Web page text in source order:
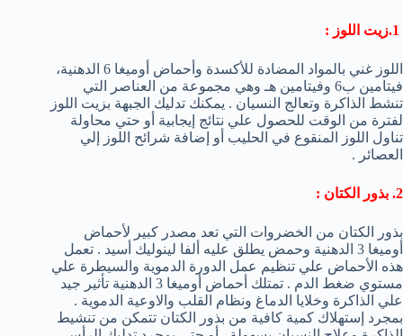
اللوز غني بالمواد المضادة للأكسدة وأحماض أوميغا 6 الدهنية،
فيتامين ب6 وفيتامين هـ وهي مجموعة من العناصر التي
تنشط الذاكرة وتعالج النسيان . يمكنك تدليك الجبهة بزيت اللوز
لفترة من الوقت للحصول علي نتائج إيجابية أو حتي محاولة
تناول اللوز المنقوع في الحليب أو إضافة شرائح اللوز إلي
العصائر .
2. بذور الكتان :
بذور الكتان من الخضروات التي تعد مصدر كبير لأحماض
أوميغا 3 الدهنية وحمض يطلق عليه ألفا لينوليك أسيد . تعمل
هذه الأحماض علي تنظيم عمل الدورة الدموية والسيطرة علي
مستوي ضغط الدم . تمتلك أحماض أوميغا 3 الدهنية تأثير جيد
علي الذاكرة وخلايا الدماغ ونظام القلب والاوعية الدموية .
بمجرد إستهلاك كمية كافية من بذور الكتان تتمكن من تنشيط